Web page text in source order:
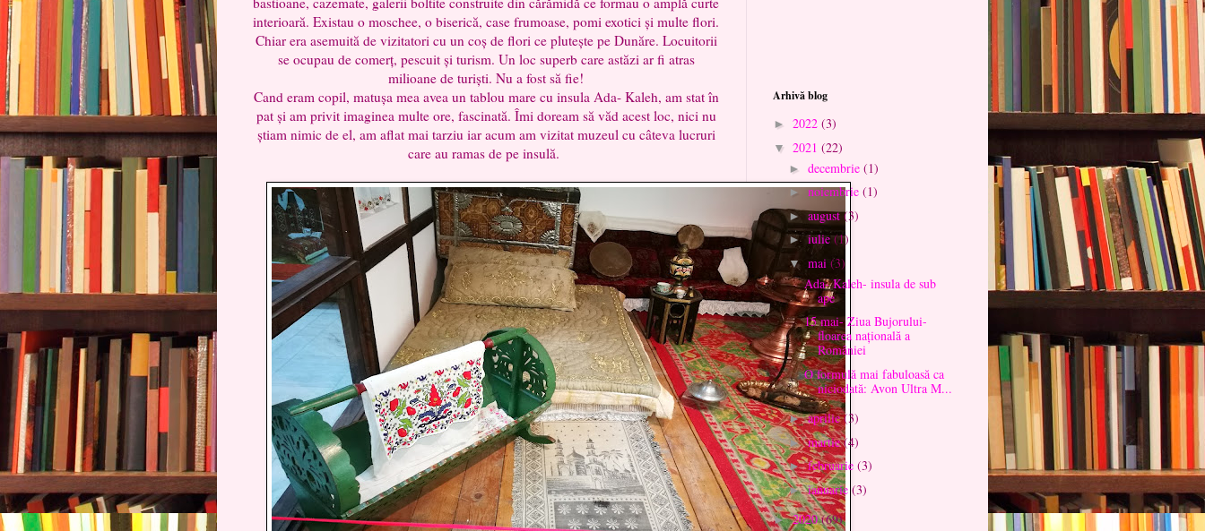
interioară. Existau o moschee, o biserică, case frumoase, pomi exotici și multe flori.
Chiar era asemuită de vizitatori cu un coș de flori ce plutește pe Dunăre. Locuitorii
se ocupau de comerț, pescuit și turism. Un loc superb care astăzi ar fi atras
milioane de turiști. Nu a fost să fie!
Cand eram copil, matușa mea avea un tablou mare cu insula Ada- Kaleh, am stat în
pat și am privit imaginea multe ore, fascinată. Îmi doream să văd acest loc, nici nu
știam nimic de el, am aflat mai tarziu iar acum am vizitat muzeul cu câteva lucruri
care au ramas de pe insulă.
Arhivă blog
► 2022 (3)
▼ 2021 (22)
► decembrie (1)
►noiembrie (1)
► august(3)
►iulie(1)
▼ mai (3)
Ada- Kaleh- insula de sub
ape
15 mai- Ziua Bujorului-
floarea națională a
României
O formulă mai fabuloasă ca
niciodată: Avon Ultra M...
►aprilie(3)
►martie(4)
►februarie (3)
►ianuarie (3)
►2020(69)